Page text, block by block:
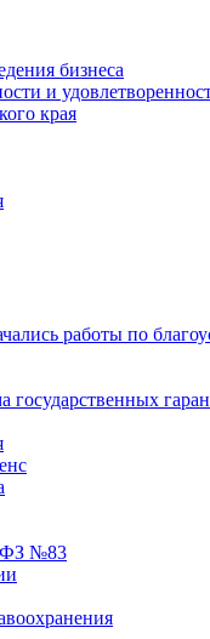
бизнеса
и
края
работы по
государственных
ФЗ №83